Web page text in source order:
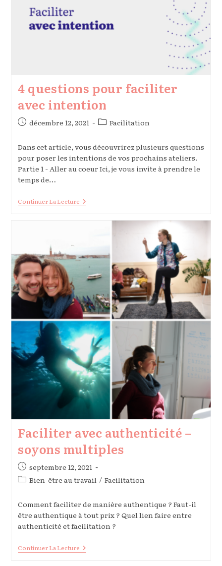
4 questions pour faciliter
avec intention
Publication
décembre 12, 2021
PostFacilitation
Dans cet article, vous découvrirez plusieurs questions
pour poser les intentions de vos prochains ateliers.
Partie 1 - Aller au coeur Ici, je vous invite à prendre le
temps de…
Continuer La Lecture4
Questions
Faciliter avec authenticité –
soyons multiples
Publication
publiée :
septembre 12, 2021
PostBien-être au travail / Facilitation
Comment faciliter de manière authentique ? Faut-il
être authentique à tout prix ? Quel lien faire entre
authenticité et facilitation ?
Continuer La LectureFaciliter
Avec